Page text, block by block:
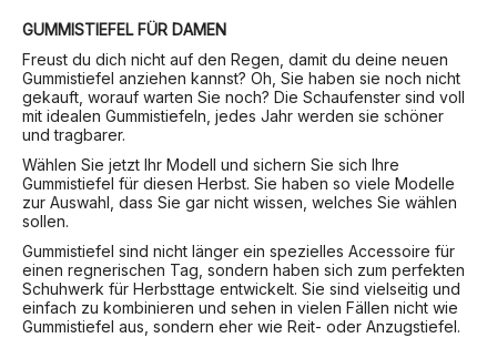
GUMMISTIEFEL FÜR DAMEN
Freust du dich nicht auf den Regen, damit du deine neuen
Gummistiefel anziehen kannst? Oh, Sie haben sie noch nicht
gekauft, worauf warten Sie noch? Die Schaufenster sind voll
mit idealen Gummistiefeln, jedes Jahr werden sie schöner
und tragbarer.
Wählen Sie jetzt Ihr Modell und sichern Sie sich Ihre
Gummistiefel für diesen Herbst. Sie haben so viele Modelle
zur Auswahl, dass Sie gar nicht wissen, welches Sie wählen
sollen.
Gummistiefel sind nicht länger ein spezielles Accessoire für
einen regnerischen Tag, sondern haben sich zum perfekten
Schuhwerk für Herbsttage entwickelt. Sie sind vielseitig und
einfach zu kombinieren und sehen in vielen Fällen nicht wie
Gummistiefel aus, sondern eher wie Reit- oder Anzugstiefel.